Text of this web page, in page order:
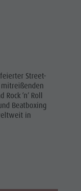
Street-
mitreißenden
’n’ Roll
Beatboxing
in